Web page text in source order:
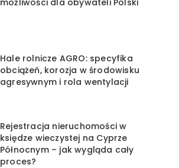
Hale rolnicze AGRO: specyfika
obciążeń, korozja w środowisku
agresywnym i rola wentylacji
Rejestracja nieruchomości w
księdze wieczystej na Cyprze
Północnym – jak wygląda cały
proces?